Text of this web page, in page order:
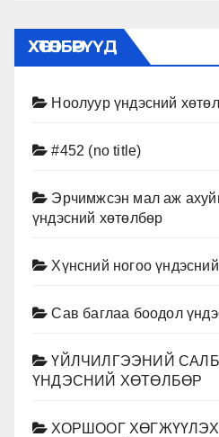
ХӨТӨЛБӨРҮҮД
Ноолуур үндэсний
#452 (no title)
Эрчимжсэн мал аж
үндэсний хөтөлбөр
Хүнсний ногоо
Сав баглаа боодол
ҮЙЛЧИЛГЭЭНИЙ
ҮНДЭСНИЙ ХӨТӨЛБӨР
ХОРШООГ